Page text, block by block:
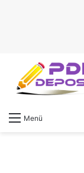
Menü